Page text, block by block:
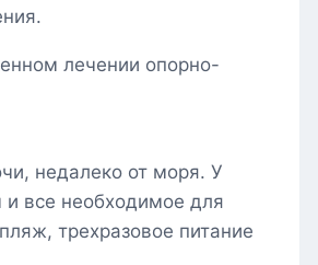
лечении опорно-
недалеко от моря. У
все необходимое для
трехразовое питание